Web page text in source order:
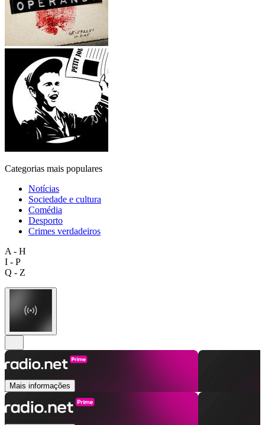
Categorias mais populares
Notícias
Sociedade e cultura
Comédia
Desporto
Crimes verdadeiros
A - H
I - P
Q - Z
Mais informações